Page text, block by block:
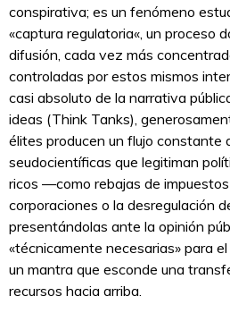
conspirativa; es un fenómeno
«captura regulatoria«, un proceso
difusión, cada vez más
controladas por estos mismos
casi absoluto de la narrativa
ideas (Think Tanks),
élites producen un flujo constante
seudocientíficas que legitiman
ricos —como rebajas de
corporaciones o la desregulación
presentándolas ante la opinión
«técnicamente necesarias» para
un mantra que esconde una
recursos hacia arriba.